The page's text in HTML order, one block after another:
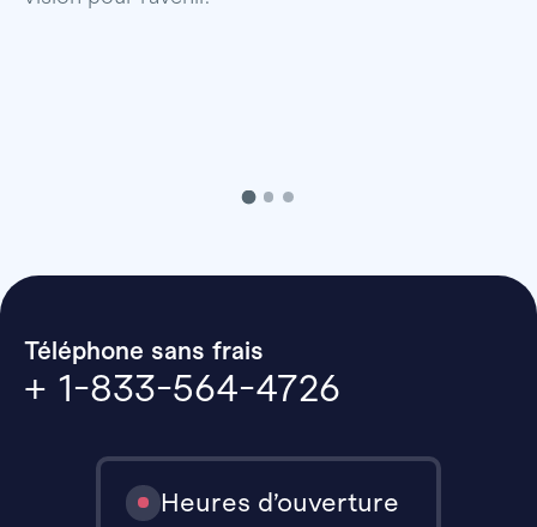
Téléphone sans frais
+ 1-833-564-4726
Heures d’ouverture